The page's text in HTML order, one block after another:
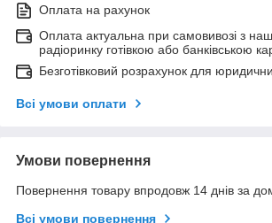
Оплата на рахунок
Оплата актуальна при самовивозі з
радіоринку готівкою або банківською
Безготівковий розрахунок для
Всі умови оплати
Умови повернення
Повернення товару впродовж 14 днів за
Всі умови повернення